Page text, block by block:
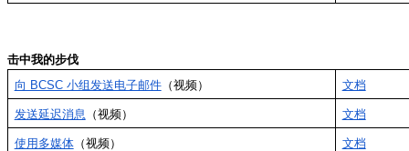
击中我的步伐
向 BCSC 小组发送电子邮件（视频） 文档
发送延迟消息 （视频） 文档
使用多媒体（视频） 文档